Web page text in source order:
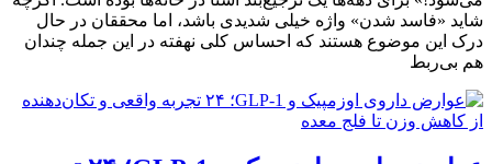
شاید «فاسد شدن» واژه خیلی شدیدی باشد، اما محققان در حال
درک این موضوع هستند که احساس کلی نهفته در این جمله چندان
هم بی‌ربط